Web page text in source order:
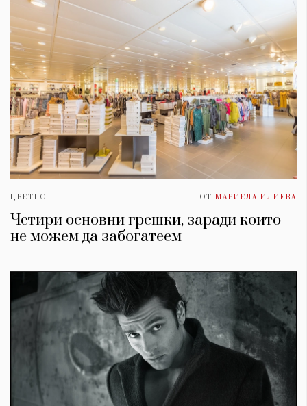
ЦВЕТНО ОТ МАРИЕЛА ИЛИЕВА
Четири основни грешки, заради които
не можем да забогатеем